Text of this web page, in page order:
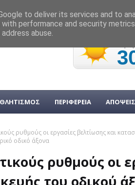
ΠΕΡΙΦΕΡΕΙΑ ΑΠΟΨΕΙΣ
ρυθμούς οι εργασίες βελτίωσης και
οδικό άξονα
ρυθμούς οι
του οδικού
to deliver its services and to
with performance and security
abuse.